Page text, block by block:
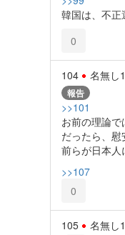
韓国は、不正
0
104 名無し
報告
>>101
お前の理論で
だったら、
前らが日本人
>>107
0
105 名無し